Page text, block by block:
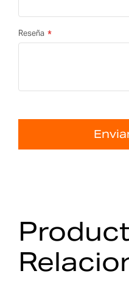
Reseña